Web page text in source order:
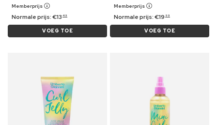
Memberprijs
Normale prijs:€13 49
VOEG TOE
Memberprijs
Normale prijs:€19 99
VOEG TOE